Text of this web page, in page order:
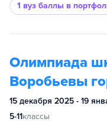
1 вуз баллы в
Олимпиада
Воробьевы
15 декабря 2025 - 19
5-11классы